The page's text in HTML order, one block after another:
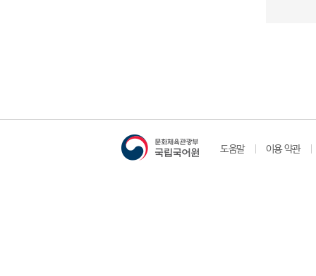
도움말 이용 약관